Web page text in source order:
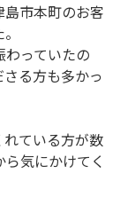
市本町のお客
っていたの
る方も多かっ
ている方が数
気にかけてく